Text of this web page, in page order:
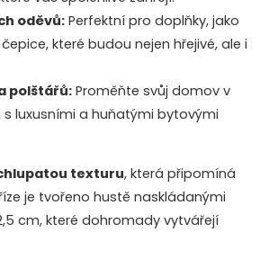
oděvů: Perfektní pro doplňky, jako
které budou nejen hřejivé, ale i
polštářů: Proměňte svůj domov v
luxusními a huňatými bytovými
texturu, která připomíná
je tvořeno hustě naskládanými
cm, které dohromady vytvářejí